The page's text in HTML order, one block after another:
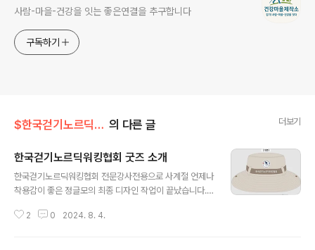
사람-마을-건강을 잇는 좋은연결을 추구합니다
구독하기
$한국걷기노르딕워킹협회 의 다른 글 더보기
한국걷기노르딕워킹협회 굿즈 소개
한국걷기노르딕워킹협회 전문강사전용으로 사계절 언제나
착용감이 좋은 정글모의 최종 디자인 작업이 끝났습니다.
판매하기로 했습니다. 판매가격은 개당 20,000원 입니다.
2 0 2024. 8. 4.